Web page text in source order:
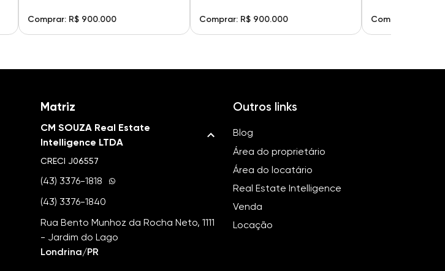
Comprar: R$ 900.000 Comprar: R$ 900.000 Comprar: R$
Matriz
CM SOUZA Real Estate
Intelligence LTDA
CRECI J06557
(43) 3376-1818
(43) 3376-1840
Rua Bento Munhoz da Rocha Neto, 1111
- Jardim do Lago
Londrina/PR
Outros links
Blog
Área do proprietário
Área do locatário
Real Estate Intelligence
Venda
Locação